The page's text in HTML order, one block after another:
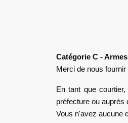
Catégorie C - Armes
Merci de nous
En tant que
préfecture ou
Vous n'avez aucune